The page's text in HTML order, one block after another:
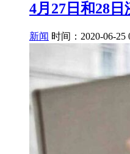
4月27日和28
新闻 时间：2020-06-25